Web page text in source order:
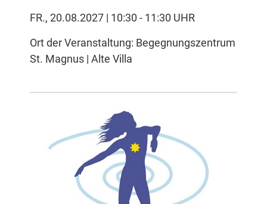
FR., 20.08.2027 | 10:30 - 11:30 UHR
Ort der Veranstaltung: Begegnungszentrum
St. Magnus | Alte Villa